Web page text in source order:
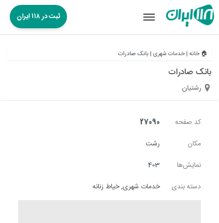
Toggle
ثبت در ۱۱۸ ایران
🏠 خانه |خدمات شهری |بانک صادرات
بانک صادرات
رشتیان
کد صفحه
27090
مکان
رشت
نمایش‌ها
403
دسته بندی
خدمات شهری,خیاط زنانه